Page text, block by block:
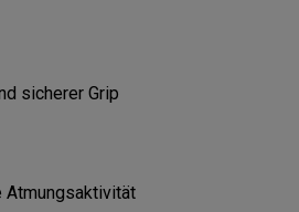
sicherer Grip
Atmungsaktivität